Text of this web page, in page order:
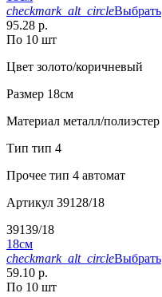
checkmark_alt_circleВыбрать
95.28 р.
По 10 шт
Цвет золото/коричневый
Размер 18см
Материал металл/полиэстер
Тип тип 4
Прочее тип 4 автомат
Артикул 39128/18
39139/18
18см
checkmark_alt_circleВыбрать
59.10 р.
По 10 шт